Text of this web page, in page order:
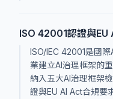
ISO 42001認證與EU
ISO/IEC 42001是國
業建立AI治理框架的
納入五大AI治理框架
證與EU AI Act合規要